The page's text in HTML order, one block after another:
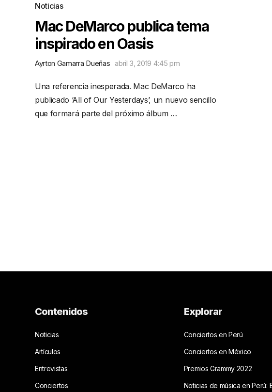
Noticias
Mac DeMarco publica tema
inspirado en Oasis
Ayrton Gamarra Dueñas abril 3, 2019 4:45 pm
Una referencia inesperada. Mac DeMarco ha
publicado ‘All of Our Yesterdays’, un nuevo sencillo
que formará parte del próximo álbum …
Contenidos
Noticias
Artículos
Entrevistas
Conciertos
Explorar
Conciertos en Perú
Conciertos en México
Premios Grammy 2022
Noticias de música en Perú: